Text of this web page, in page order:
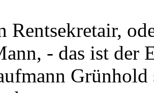
Rentsekretair,
- das ist der